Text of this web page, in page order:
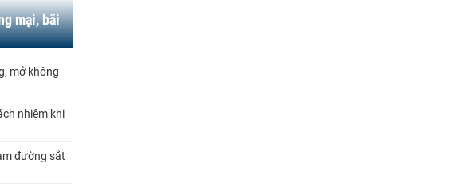
mại, bãi
mở không
nhiệm khi
đường sắt